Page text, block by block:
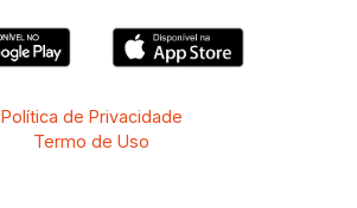
Política de Privacidade
Termo de Uso